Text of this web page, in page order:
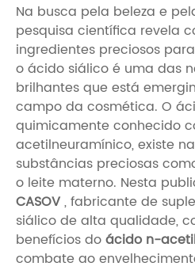
Na busca pela beleza e
pesquisa científica revela
ingredientes preciosos
o ácido siálico é uma das
brilhantes que está
campo da cosmética. O
quimicamente conhecido
acetilneuramínico, existe
substâncias preciosas
o leite materno. Nesta
CASOV, fabricante de
siálico de alta qualidade,
benefícios doácido n-
combate ao